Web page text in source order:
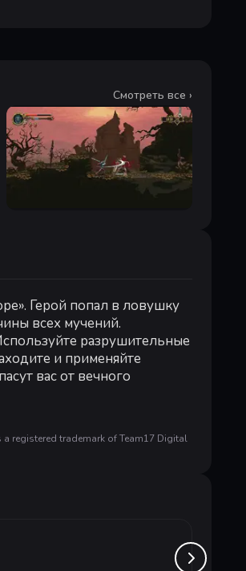
Смотреть все ›
Герой попал в ловушку
всех мучений.
разрушительные
и применяйте
вас от вечного
разные пейзажи темного
в идеальном
вам новые способности и
registered trademark of Team17 Digital
NINJA